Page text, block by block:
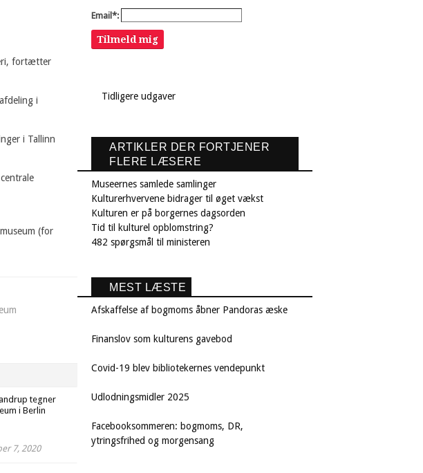
fortætter
i
i Tallinn
(for
tegner
i Berlin
7, 2020
Email*:
Tilmeld mig
Tidligere udgaver
ARTIKLER DER FORTJENER
FLERE LÆSERE
Museernes samlede samlinger
Kulturerhvervene bidrager til øget vækst
Kulturen er på borgernes dagsorden
Tid til kulturel opblomstring?
482 spørgsmål til ministeren
MEST LÆSTE
Afskaffelse af bogmoms åbner Pandoras æske
Finanslov som kulturens gavebod
Covid-19 blev bibliotekernes vendepunkt
Udlodningsmidler 2025
Facebooksommeren: bogmoms, DR,
ytringsfrihed og morgensang